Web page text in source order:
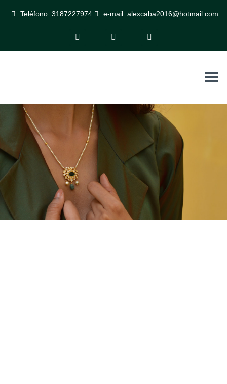
Teléfono: 3187227974 e-mail: alexcaba2016@hotmail.com